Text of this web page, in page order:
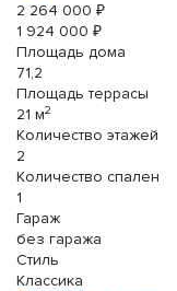
2 264 000 ₽
1 924 000 ₽
Площадь дома
71,2
Площадь террасы
21 м2
Количество этажей
2
Количество спален
1
Гараж
без гаража
Стиль
Классика